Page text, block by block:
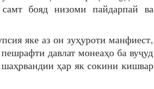
бояд низоми пайдарпай ва
яке аз он зуҳуроти манфиест,
давлат монеаҳо ба вуҷуд
ҳар як сокини кишвар